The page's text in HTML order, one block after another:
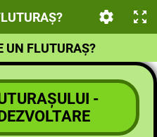
UN FLUTURAȘ?
-